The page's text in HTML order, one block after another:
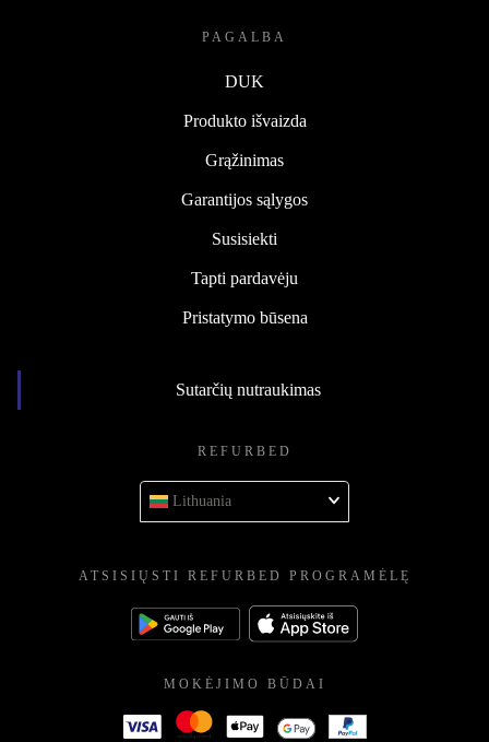
PAGALBA
DUK
Produkto išvaizda
Grąžinimas
Garantijos sąlygos
Susisiekti
Tapti pardavėju
Pristatymo būsena
Sutarčių nutraukimas
REFURBED
Lithuania
ATSISIŲSTI REFURBED PROGRAMĖLĘ
MOKĖJIMO BŪDAI